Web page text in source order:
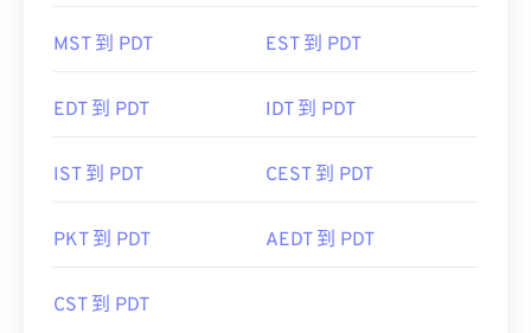
MST 到 PDT EST 到 PDT
EDT 到 PDT IDT 到 PDT
IST 到 PDT CEST 到 PDT
PKT 到 PDT AEDT 到 PDT
CST 到 PDT